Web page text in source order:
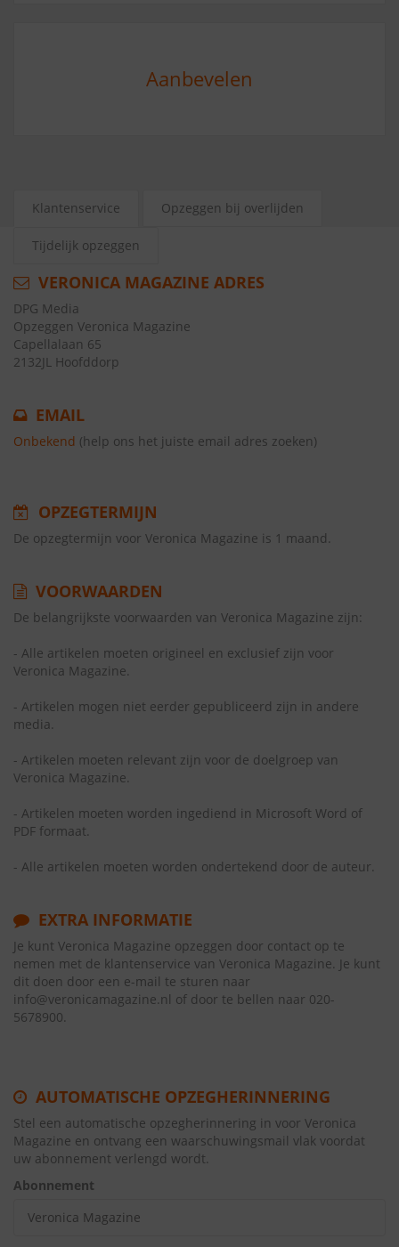
Aanbevelen
Klantenservice Opzeggen bij overlijden
Tijdelijk opzeggen
VERONICA MAGAZINE ADRES
DPG Media
Opzeggen Veronica Magazine
Capellalaan 65
2132JL Hoofddorp
EMAIL
Onbekend (help ons het juiste email adres zoeken)
OPZEGTERMIJN
De opzegtermijn voor Veronica Magazine is 1 maand.
VOORWAARDEN
De belangrijkste voorwaarden van Veronica Magazine zijn:
- Alle artikelen moeten origineel en exclusief zijn voor
Veronica Magazine.
- Artikelen mogen niet eerder gepubliceerd zijn in andere
media.
- Artikelen moeten relevant zijn voor de doelgroep van
Veronica Magazine.
- Artikelen moeten worden ingediend in Microsoft Word of
PDF formaat.
- Alle artikelen moeten worden ondertekend door de auteur.
EXTRA INFORMATIE
Je kunt Veronica Magazine opzeggen door contact op te
nemen met de klantenservice van Veronica Magazine. Je kunt
dit doen door een e-mail te sturen naar
info@veronicamagazine.nl of door te bellen naar 020-
5678900.
AUTOMATISCHE OPZEGHERINNERING
Stel een automatische opzegherinnering in voor Veronica
Magazine en ontvang een waarschuwingsmail vlak voordat
uw abonnement verlengd wordt.
Abonnement